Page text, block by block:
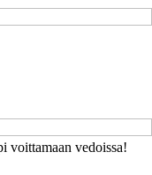
voittamaan vedoissa!